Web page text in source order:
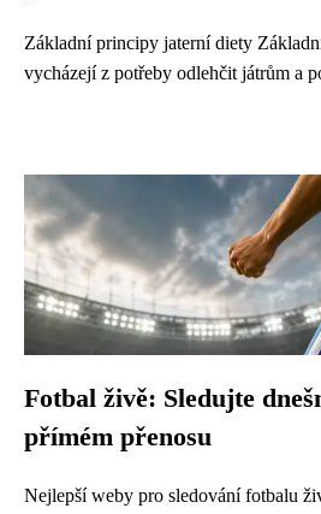
Základní principy jaterní diety
vycházejí z potřeby odlehčit játrům a
Fotbal živě: Sledujte
přímém přenosu
Nejlepší weby pro sledování fotbalu